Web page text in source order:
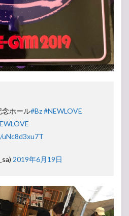
念ホール#Bz#NEWLOVE
2019年6月19日